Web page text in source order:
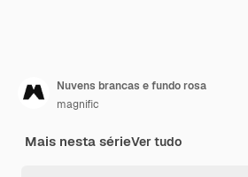
Nuvens brancas e fundo rosa
magnific
Mais nesta sérieVer tudo